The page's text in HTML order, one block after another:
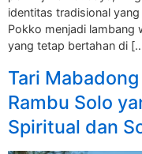
identitas tradisional
Pokko menjadi lambang
yang tetap bertahan di
Tari
Rambu Solo
Spiritual dan